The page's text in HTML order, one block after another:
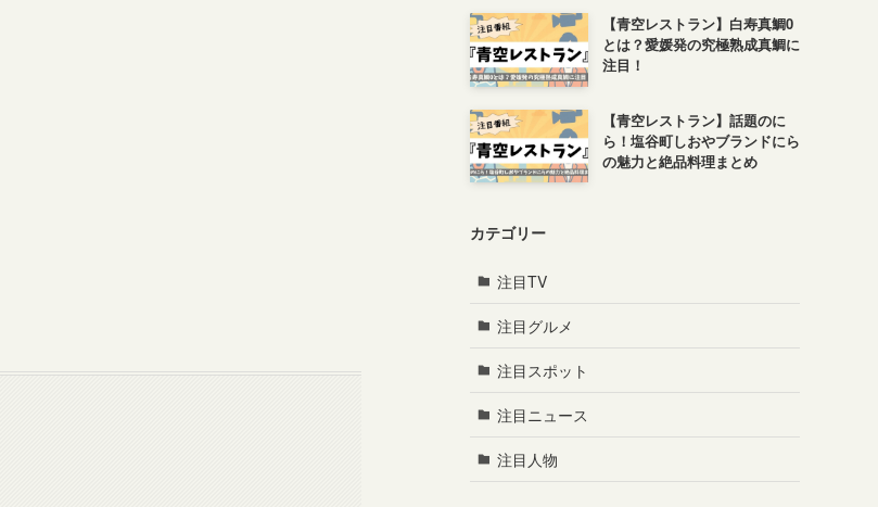
【青空レストラン】白寿真鯛0
とは？愛媛発の究極熟成真鯛に
注目！
【青空レストラン】話題のに
ら！塩谷町しおやブランドにら
の魅力と絶品料理まとめ
カテゴリー
注目TV
注目グルメ
注目スポット
注目ニュース
注目人物